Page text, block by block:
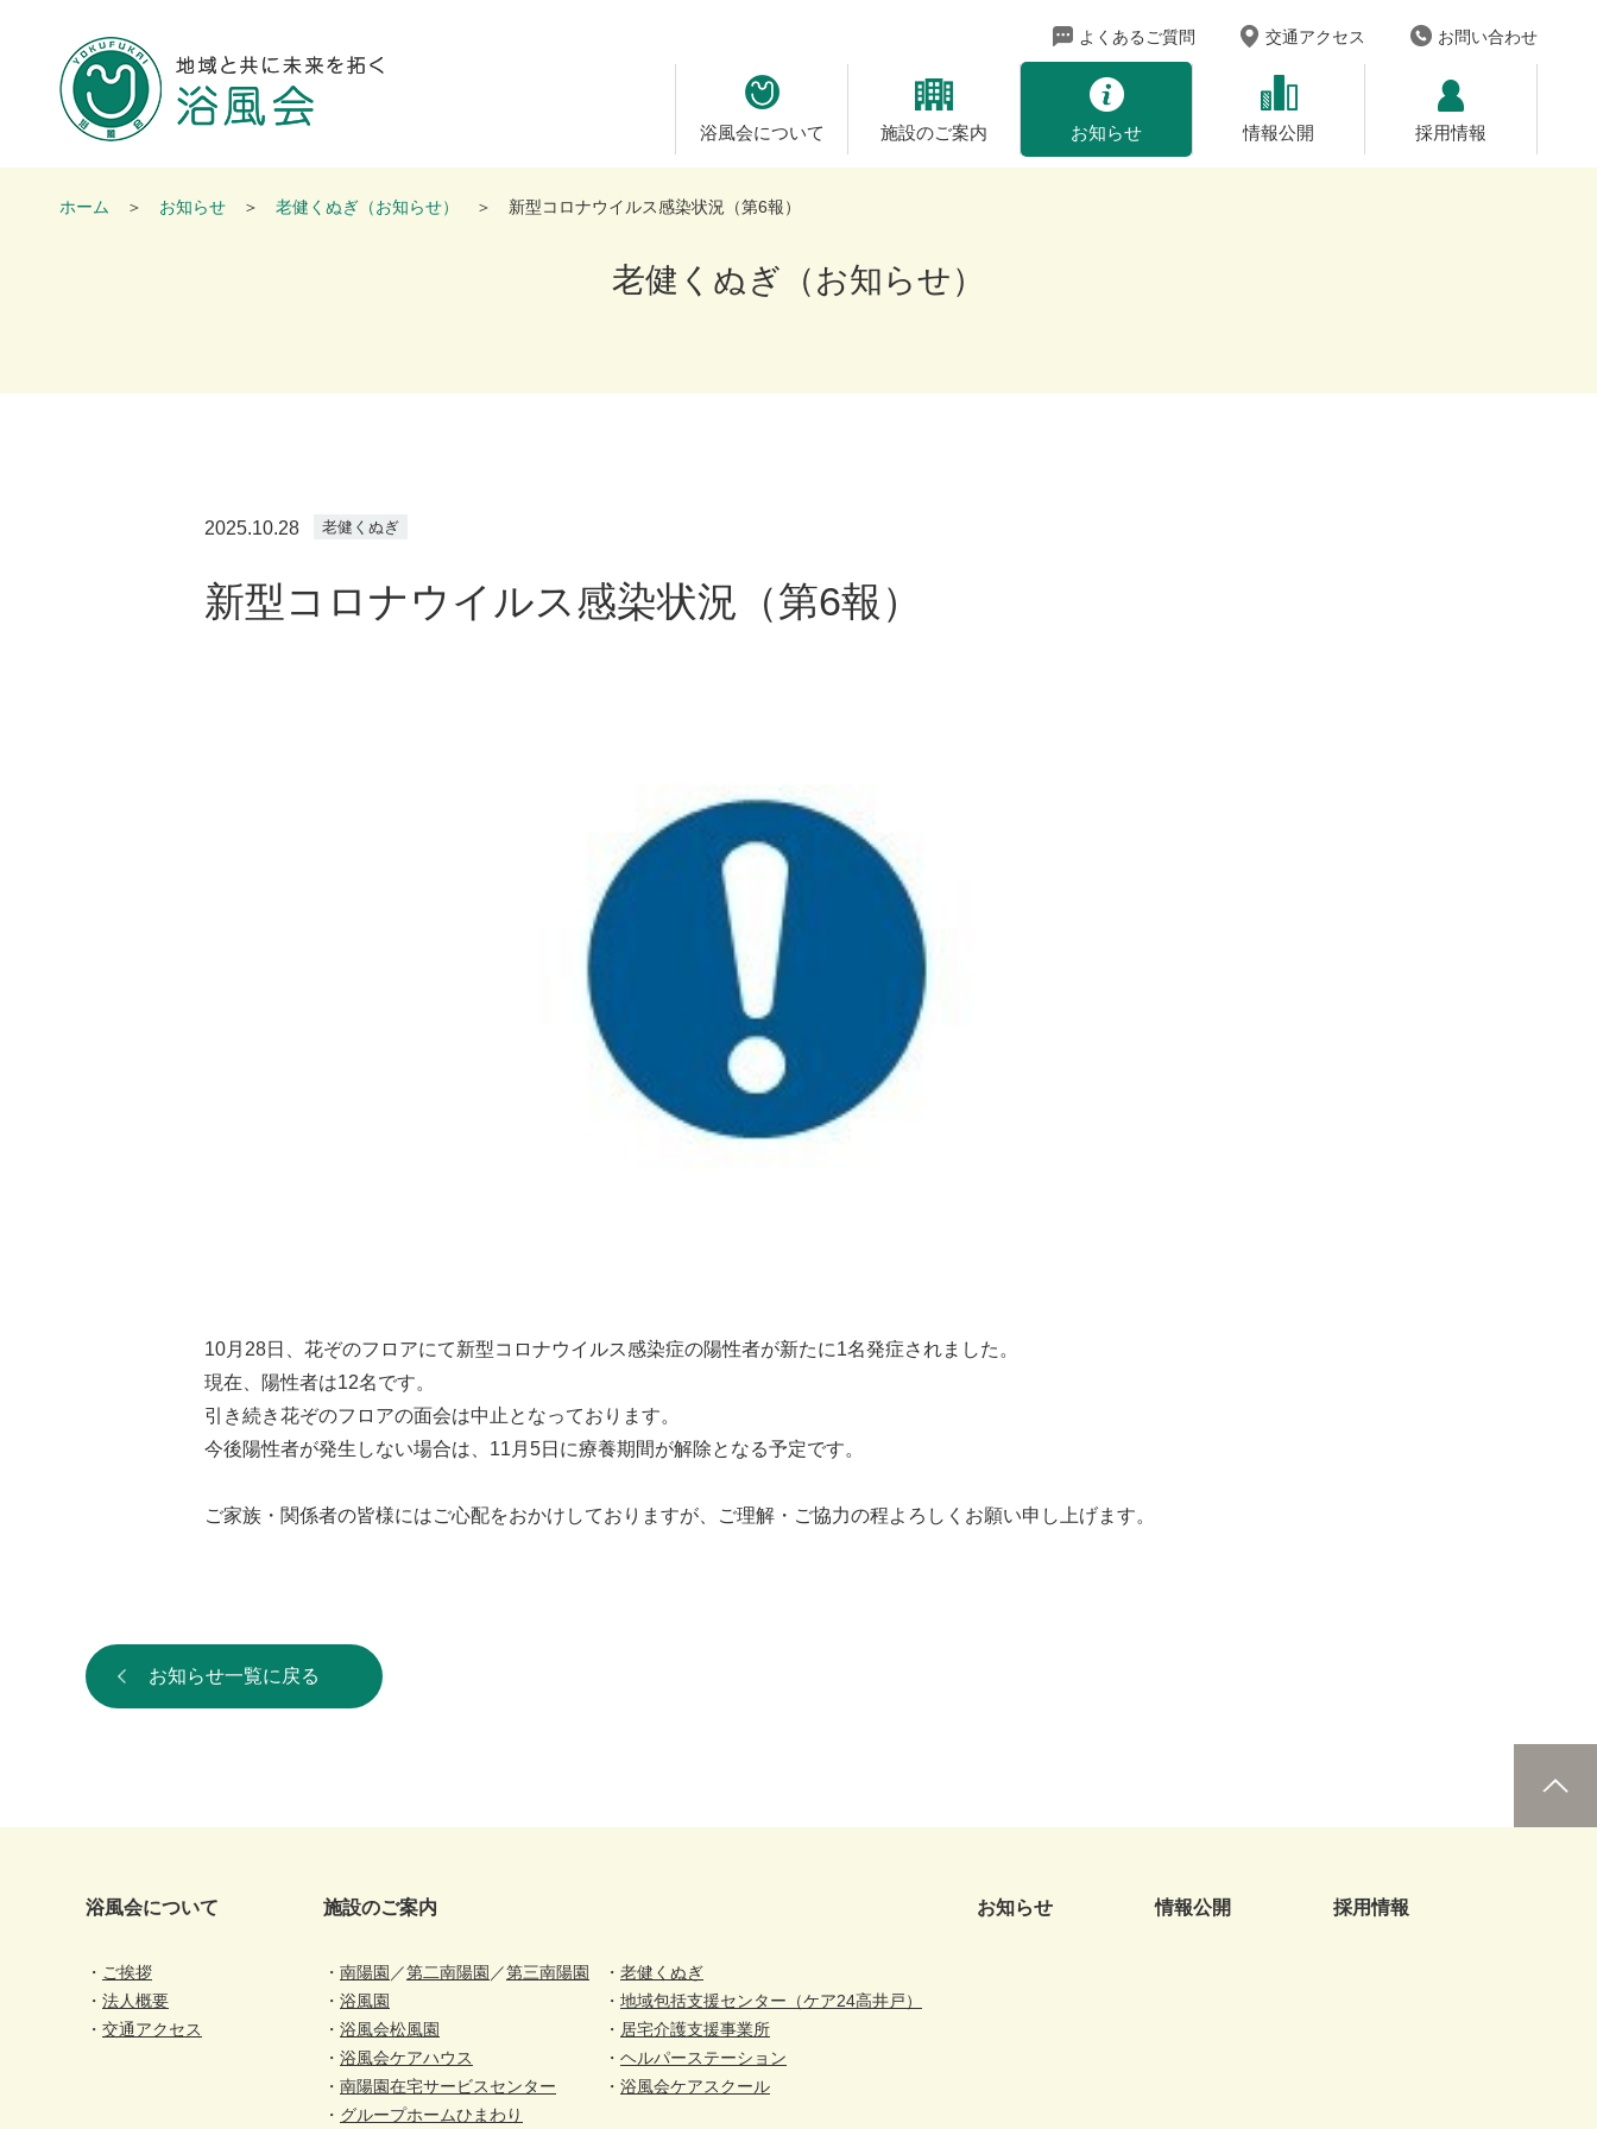
浴風会について 施設のご案内 お知らせ 情報公開 採用情報
よくあるご質問 交通アクセス お問い合わせ
ホーム お知らせ 老健くぬぎ（お知らせ） 新型コロナウイルス感染状況（第6報）
老健くぬぎ（お知らせ）
2025.10.28 老健くぬぎ
新型コロナウイルス感染状況（第6報）
10月28日、花ぞのフロアにて新型コロナウイルス感染症の陽性者が新たに1名発症されました。
現在、陽性者は12名です。
引き続き花ぞのフロアの面会は中止となっております。
今後陽性者が発生しない場合は、11月5日に療養期間が解除となる予定です。
ご家族・関係者の皆様にはご心配をおかけしておりますが、ご理解・ご協力の程よろしくお願い申し上げます。
お知らせ一覧に戻る
浴風会について
ご挨拶
法人概要
交通アクセス
施設のご案内
南陽園 ／第二南陽園 ／第三南陽園
浴風園
浴風会松風園
浴風会ケアハウス
南陽園在宅サービスセンター
グループホームひまわり
老健くぬぎ
地域包括支援センター（ケア24高井戸）
居宅介護支援事業所
ヘルパーステーション
浴風会ケアスクール
お知らせ 情報公開 採用情報